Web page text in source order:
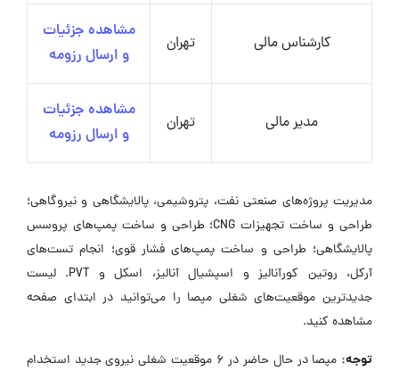
کارشناس مالی تهران
مشاهده جزئیات
و ارسال رزومه
مدیر مالی تهران
مشاهده جزئیات
و ارسال رزومه
مدیریت پروژه‌های صنعتی نفت، پتروشیمی، پالایشگاهی و نیروگاهی؛
طراحی و ساخت تجهیزات CNG؛ طراحی و ساخت پمپ‌های پروسس
پالایشگاهی؛ طراحی و ساخت پمپ‌های فشار قوی؛ انجام تست‌های
آرکل، روتین کورآنالیز و اسپشیال آنالیز، اسکل و PVT. لیست
جدیدترین موقعیت‌های شغلی مپصا را می‌توانید در ابتدای صفحه
مشاهده کنید.
توجه:
مپصا در حال حاضر در ۶ موقعیت شغلی نیروی جدید استخدام